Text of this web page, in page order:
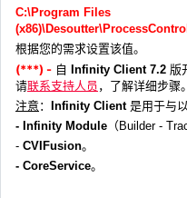
C:\Program Files
根据您的需求设置该值。
(***) - 自 Infinity Client 7.2 版
请联系支持人员 ，了解详细步骤。
注意： Infinity Client是用于与
- Infinity Module （Builder -
- CVIFusion。
- CoreService。